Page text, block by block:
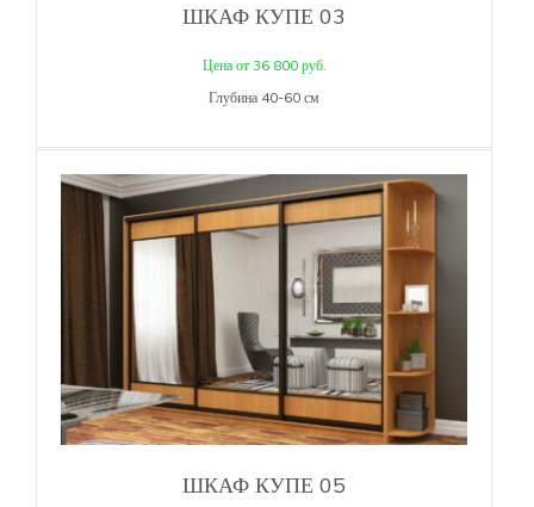
ШКАФ КУПЕ 03
Цена от 36 800 руб.
Глубина 40-60 см
ШКАФ КУПЕ 05